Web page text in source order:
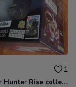
1
Monster Hunter Rise collector Nintendo Switch